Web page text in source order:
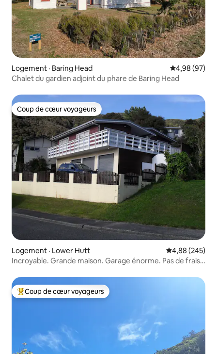
Logement · Baring Head Note
4,98 (97)
Chalet du gardien adjoint du phare de Baring Head
Coup de cœur voyageurs
Coup de cœur voyageurs
Logement · Lower Hutt Note
4,88 (245)
Incroyable. Grande maison. Garage énorme. Pas de frais
Coup de cœur voyageurs parmi les plus aimés
Coup de cœur voyageurs